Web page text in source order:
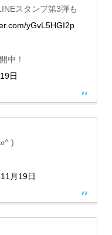
スタンプ第3弾も
yGvL5HGI2p
中！
日
)
月19日